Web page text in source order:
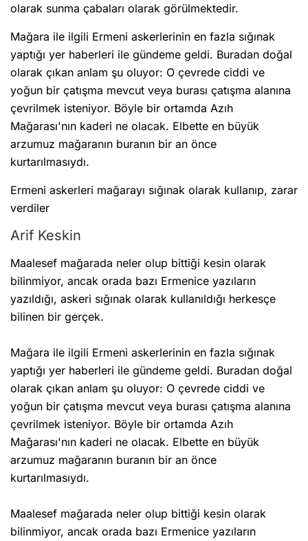
olarak sunma çabaları olarak görülmektedir.
Mağara ile ilgili Ermeni askerlerinin en fazla sığınak
yaptığı yer haberleri ile gündeme geldi. Buradan doğal
olarak çıkan anlam şu oluyor: O çevrede ciddi ve
yoğun bir çatışma mevcut veya burası çatışma alanına
çevrilmek isteniyor. Böyle bir ortamda Azıh
Mağarası'nın kaderi ne olacak. Elbette en büyük
arzumuz mağaranın buranın bir an önce
kurtarılmasıydı.
Ermeni askerleri mağarayı sığınak olarak kullanıp, zarar
verdiler
Arif Keskin
Maalesef mağarada neler olup bittiği kesin olarak
bilinmiyor, ancak orada bazı Ermenice yazıların
yazıldığı, askeri sığınak olarak kullanıldığı herkesçe
bilinen bir gerçek.
Mağara ile ilgili Ermeni askerlerinin en fazla sığınak
yaptığı yer haberleri ile gündeme geldi. Buradan doğal
olarak çıkan anlam şu oluyor: O çevrede ciddi ve
yoğun bir çatışma mevcut veya burası çatışma alanına
çevrilmek isteniyor. Böyle bir ortamda Azıh
Mağarası'nın kaderi ne olacak. Elbette en büyük
arzumuz mağaranın buranın bir an önce
kurtarılmasıydı.
Maalesef mağarada neler olup bittiği kesin olarak
bilinmiyor, ancak orada bazı Ermenice yazıların